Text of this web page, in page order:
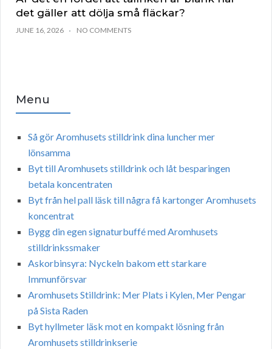
det gäller att dölja små fläckar?
JUNE 16, 2026 NO COMMENTS
Menu
Så gör Aromhusets stilldrink dina luncher mer
lönsamma
Byt till Aromhusets stilldrink och låt besparingen
betala koncentraten
Byt från hel pall läsk till några få kartonger Aromhusets
koncentrat
Bygg din egen signaturbuffé med Aromhusets
stilldrinkssmaker
Askorbinsyra: Nyckeln bakom ett starkare
Immunförsvar
Aromhusets Stilldrink: Mer Plats i Kylen, Mer Pengar
på Sista Raden
Byt hyllmeter läsk mot en kompakt lösning från
Aromhusets stilldrinkserie